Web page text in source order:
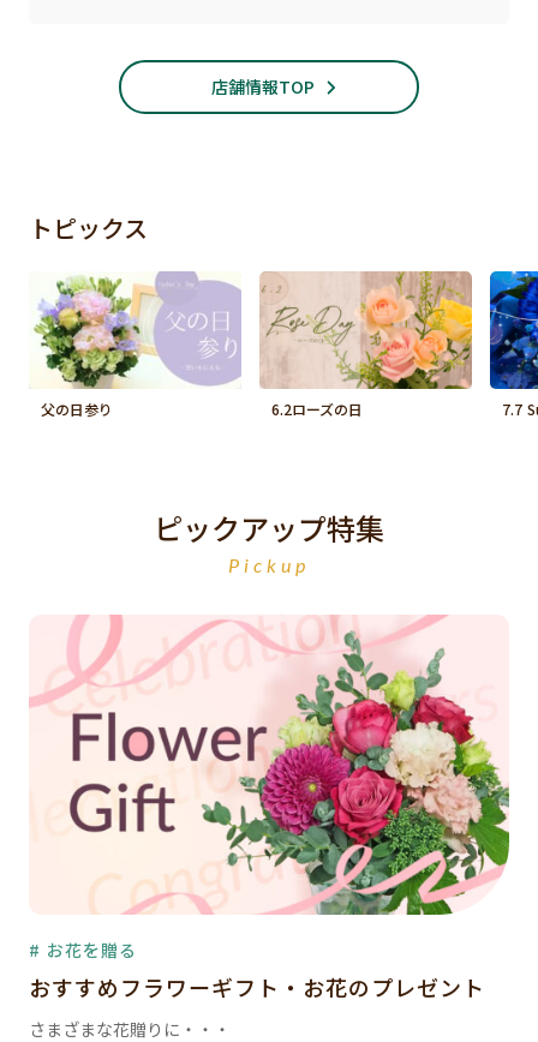
店舗情報TOP
トピックス
父の日参り 6.2ローズの日 7.7
ピックアップ特集
Pickup
# お花を贈る
おすすめフラワーギフト・お花のプレゼント
さまざまな花贈りに・・・